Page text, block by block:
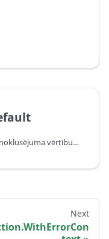
Atgriež norādītā mainīgā vērtību vai noklusējuma vērtību, ja mainīgais nav definēts.
Next